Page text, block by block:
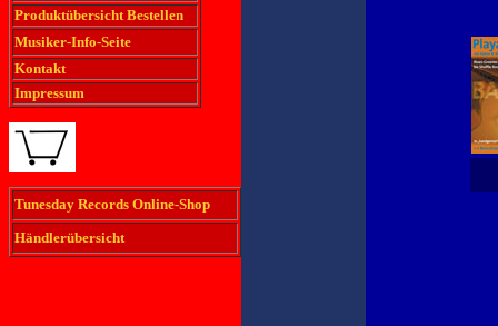
Produktübersicht Bestellen
Musiker-Info-Seite
Kontakt
Impressum
Tunesday Records Online-Shop
Händlerübersicht